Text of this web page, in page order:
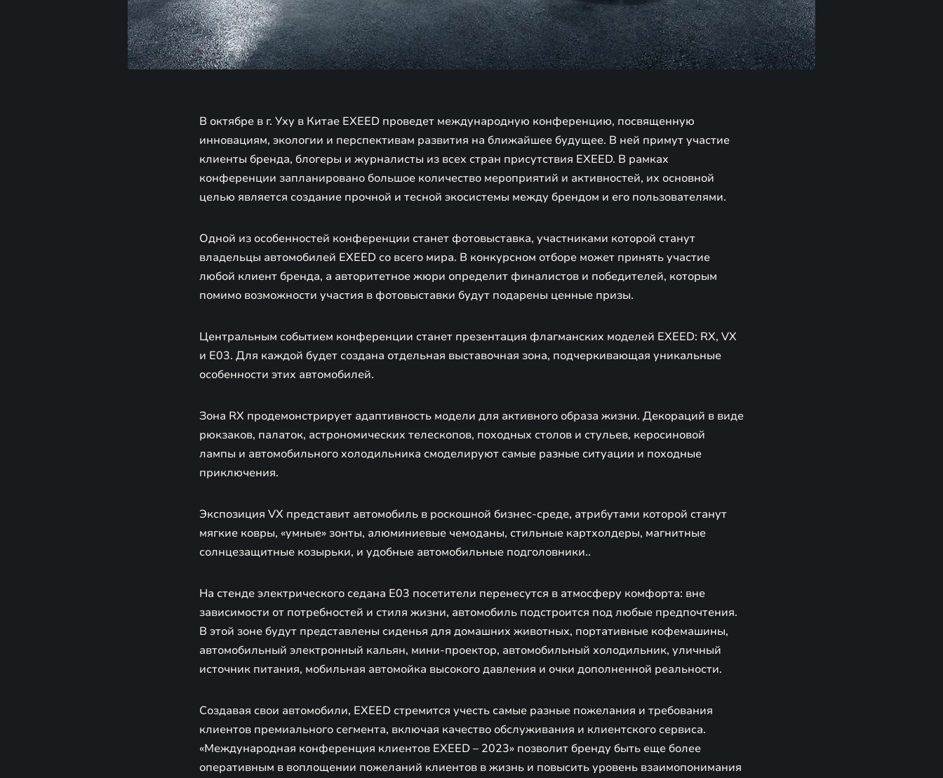
В октябре в г. Уху в Китае EXEED проведет международную конференцию, посвященную
инновациям, экологии и перспективам развития на ближайшее будущее. В ней примут участие
клиенты бренда, блогеры и журналисты из всех стран присутствия EXEED. В рамках
конференции запланировано большое количество мероприятий и активностей, их основной
целью является создание прочной и тесной экосистемы между брендом и его пользователями.
Одной из особенностей конференции станет фотовыставка, участниками которой станут
владельцы автомобилей EXEED со всего мира. В конкурсном отборе может принять участие
любой клиент бренда, а авторитетное жюри определит финалистов и победителей, которым
помимо возможности участия в фотовыставки будут подарены ценные призы.
Центральным событием конференции станет презентация флагманских моделей EXEED: RX, VX
и E03. Для каждой будет создана отдельная выставочная зона, подчеркивающая уникальные
особенности этих автомобилей.
Зона RX продемонстрирует адаптивность модели для активного образа жизни. Декораций в виде
рюкзаков, палаток, астрономических телескопов, походных столов и стульев, керосиновой
лампы и автомобильного холодильника смоделируют самые разные ситуации и походные
приключения.
Экспозиция VX представит автомобиль в роскошной бизнес-среде, атрибутами которой станут
мягкие ковры, «умные» зонты, алюминиевые чемоданы, стильные картхолдеры, магнитные
солнцезащитные козырьки, и удобные автомобильные подголовники..
На стенде электрического седана E03 посетители перенесутся в атмосферу комфорта: вне
зависимости от потребностей и стиля жизни, автомобиль подстроится под любые предпочтения.
В этой зоне будут представлены сиденья для домашних животных, портативные кофемашины,
автомобильный электронный кальян, мини-проектор, автомобильный холодильник, уличный
источник питания, мобильная автомойка высокого давления и очки дополненной реальности.
Создавая свои автомобили, EXEED стремится учесть самые разные пожелания и требования
клиентов премиального сегмента, включая качество обслуживания и клиентского сервиса.
«Международная конференция клиентов EXEED – 2023» позволит бренду быть еще более
оперативным в воплощении пожеланий клиентов в жизнь и повысить уровень взаимопонимания